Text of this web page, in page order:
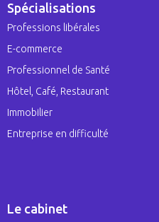
Spécialisations
Professions libérales
E-commerce
Professionnel de Santé
Hôtel, Café, Restaurant
Immobilier
Entreprise en difficulté
Le cabinet